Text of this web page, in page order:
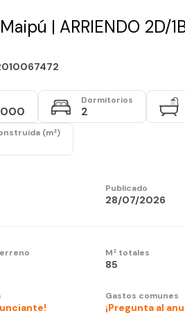
| ARRIENDO 2D/
Dormitorios
2
(m²)
Publicado
28/07/2026
M² totales
85
Gastos comunes
¡Pregunta al